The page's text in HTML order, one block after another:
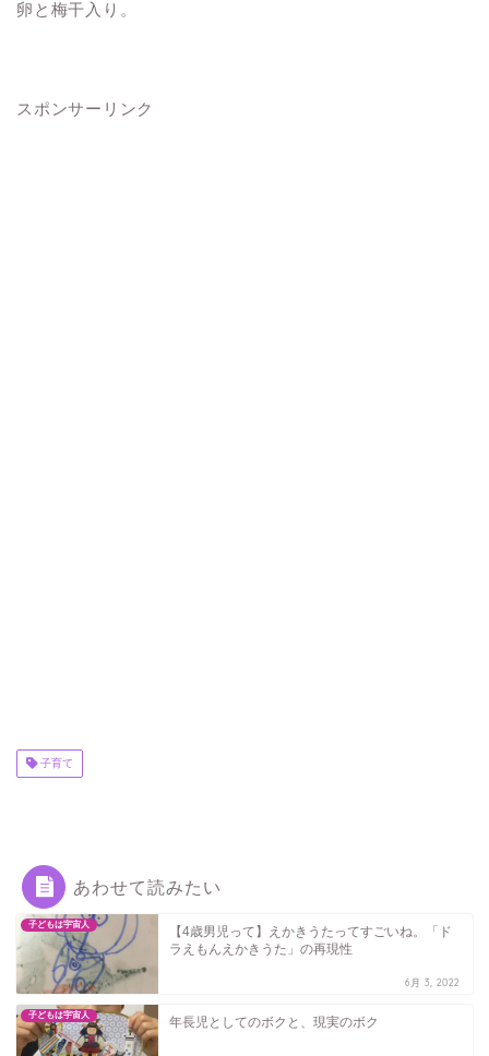
卵と梅干入り。
スポンサーリンク
子育て
あわせて読みたい
子どもは宇宙人
【4歳男児って】えかきうたってすごいね。「ド
ラえもんえかきうた」の再現性
6月 3, 2022
子どもは宇宙人 年長児としてのボクと、現実のボク